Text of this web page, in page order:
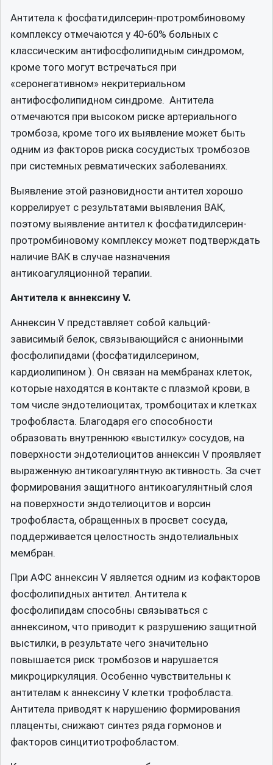
Антитела к фосфатидилсерин-протромбиновому
комплексу отмечаются у 40-60% больных с
классическим антифосфолипидным синдромом,
кроме того могут встречаться при
«серонегативном» некритериальном
антифосфолипидном синдроме. Антитела
отмечаются при высоком риске артериального
тромбоза, кроме того их выявление может быть
одним из факторов риска сосудистых тромбозов
при системных ревматических заболеваниях.
Выявление этой разновидности антител хорошо
коррелирует с результатами выявления ВАК,
поэтому выявление антител к фосфатидилсерин-
протромбиновому комплексу может подтверждать
наличие ВАК в случае назначения
антикоагуляционной терапии.
Антитела к аннексину V.
Аннексин V представляет собой кальций-
зависимый белок, связывающийся с анионными
фосфолипидами (фосфатидилсерином,
кардиолипином ). Он связан на мембранах клеток,
которые находятся в контакте с плазмой крови, в
том числе эндотелиоцитах, тромбоцитах и клетках
трофобласта. Благодаря его способности
образовать внутреннюю «выстилку» сосудов, на
поверхности эндотелиоцитов аннексин V проявляет
выраженную антикоагулянтную активность. За счет
формирования защитного антикоагулянтный слоя
на поверхности эндотелиоцитов и ворсин
трофобласта, обращенных в просвет сосуда,
поддерживается целостность эндотелиальных
мембран.
При АФС аннексин V является одним из кофакторов
фосфолипидных антител. Антитела к
фосфолипидам способны связываться с
аннексином, что приводит к разрушению защитной
выстилки, в результате чего значительно
повышается риск тромбозов и нарушается
микроциркуляция. Особенно чувствительны к
антителам к аннексину V клетки трофобласта.
Антитела приводят к нарушению формирования
плаценты, снижают синтез ряда гормонов и
факторов синцитиотрофобластом.